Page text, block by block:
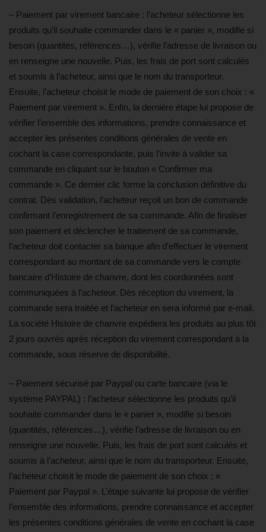
– Paiement par virement bancaire : l’acheteur sélectionne les
produits qu’il souhaite commander dans le « panier », modifie si
besoin (quantités, références…), vérifie l’adresse de livraison ou
en renseigne une nouvelle. Puis, les frais de port sont calculés
et soumis à l’acheteur, ainsi que le nom du transporteur.
Ensuite, l’acheteur choisit le mode de paiement de son choix : «
Paiement par virement ». Enfin, la dernière étape lui propose de
vérifier l’ensemble des informations, prendre connaissance et
accepter les présentes conditions générales de vente en
cochant la case correspondante, puis l’invite à valider sa
commande en cliquant sur le bouton « Confirmer ma
commande ». Ce dernier clic forme la conclusion définitive du
contrat. Dès validation, l’acheteur reçoit un bon de commande
confirmant l’enregistrement de sa commande. Afin de finaliser
son paiement et déclencher le traitement de sa commande,
l’acheteur doit contacter sa banque afin d’effectuer le virement
correspondant au montant de sa commande vers le compte
bancaire d’Histoire de chanvre, dont les coordonnées sont
communiquées à l’acheteur. Dès réception du virement, la
commande sera traitée et l’acheteur en sera informé par e-mail.
La société Histoire de chanvre expédiera les produits au plus tôt
2 jours ouvrés après réception du virement correspondant à la
commande, sous réserve de disponibilité.
– Paiement sécurisé par Paypal ou carte bancaire (via le
système PAYPAL) : l’acheteur sélectionne les produits qu’il
souhaite commander dans le « panier », modifie si besoin
(quantités, références…), vérifie l’adresse de livraison ou en
renseigne une nouvelle. Puis, les frais de port sont calculés et
soumis à l’acheteur, ainsi que le nom du transporteur. Ensuite,
l’acheteur choisit le mode de paiement de son choix : «
Paiement par Paypal ». L’étape suivante lui propose de vérifier
l’ensemble des informations, prendre connaissance et accepter
les présentes conditions générales de vente en cochant la case